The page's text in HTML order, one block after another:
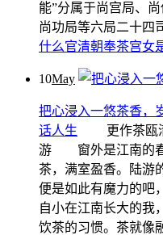
能”分属于尚宫局、
尚功局等六局二十四
什么官清朝奉茶宫女
10May
把心浸入一悠茶香，
话人生
更作茶瓯
游 窗外是江南的春
茶，满室盈香。陆游
便是如此有魔力的
自小在江南长大的我
饮茶的习惯。茶就像